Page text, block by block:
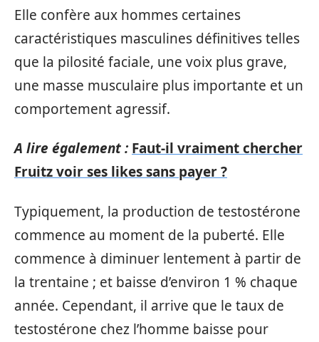
Elle confère aux hommes certaines
caractéristiques masculines définitives telles
que la pilosité faciale, une voix plus grave,
une masse musculaire plus importante et un
comportement agressif.
A lire également : Faut-il vraiment chercher
Fruitz voir ses likes sans payer ?
Typiquement, la production de testostérone
commence au moment de la puberté. Elle
commence à diminuer lentement à partir de
la trentaine ; et baisse d’environ 1 % chaque
année. Cependant, il arrive que le taux de
testostérone chez l’homme baisse pour